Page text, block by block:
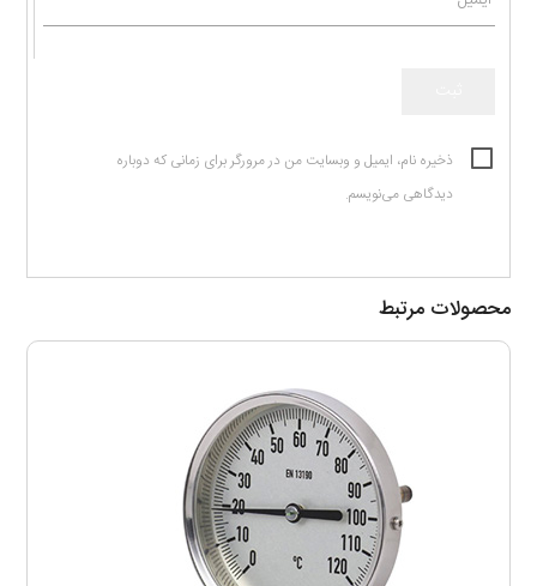
ذخیره نام، ایمیل و وبسایت من در مرورگر برای زمانی که دوباره
دیدگاهی می‌نویسم.
محصولات مرتبط